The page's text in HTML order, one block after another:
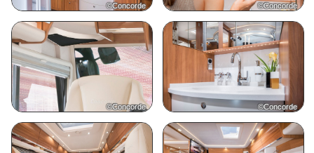
©Concorde ©Concorde
©Concorde ©Concorde